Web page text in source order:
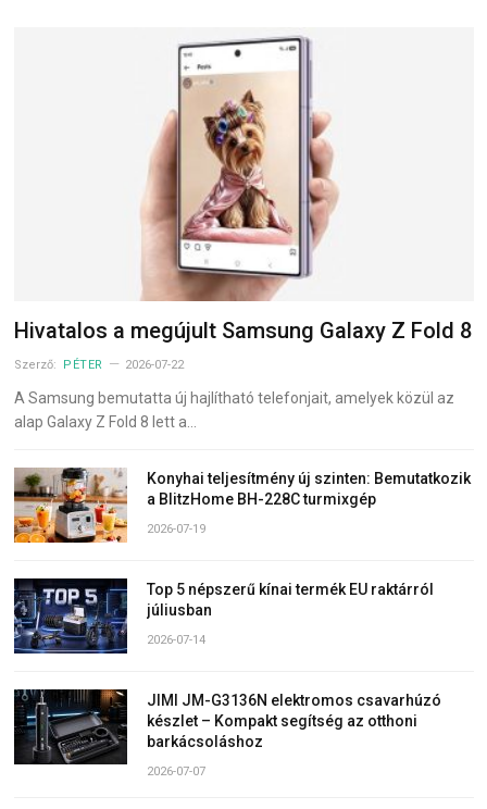
Hivatalos a megújult Samsung Galaxy Z Fold 8
Szerző: PÉTER 2026-07-22
A Samsung bemutatta új hajlítható telefonjait, amelyek közül az
alap Galaxy Z Fold 8 lett a…
Konyhai teljesítmény új szinten: Bemutatkozik
a BlitzHome BH-228C turmixgép
2026-07-19
Top 5 népszerű kínai termék EU raktárról
júliusban
2026-07-14
JIMI JM-G3136N elektromos csavarhúzó
készlet – Kompakt segítség az otthoni
barkácsoláshoz
2026-07-07